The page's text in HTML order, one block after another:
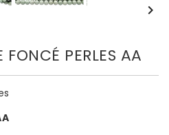

PERLES AA